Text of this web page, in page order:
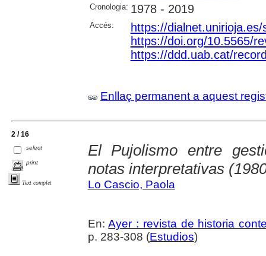
Cronologia: 1978 - 2019
Accés:
https://
https://doi.org/10.5565/
https://ddd.uab.cat/
Enllaç permanent a aquest
2 / 16
select
print
Text complet
El Pujolismo entre
notas interpretativas
Lo Cascio, Paola
En:Ayer : revista de historia
p. 283-308 (Estudios)